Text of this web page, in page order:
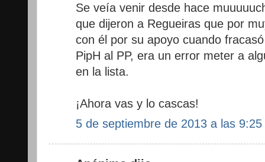
Se veía venir desde hace
que dijeron a Regueiras que por
con él por su apoyo cuando
PipH al PP, era un error meter a
en la lista.
¡Ahora vas y lo cascas!
5 de septiembre de 2013 a las 9:25